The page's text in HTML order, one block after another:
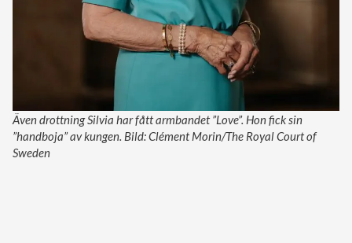
Även drottning Silvia har fått armbandet ”Love”. Hon fick sin
”handboja” av kungen. Bild: Clément Morin/The Royal Court of
Sweden